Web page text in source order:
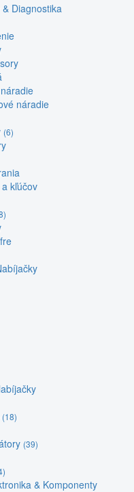
Diagnostika
náradie
(6)
kľúčov
(18)
(39)
& Komponenty